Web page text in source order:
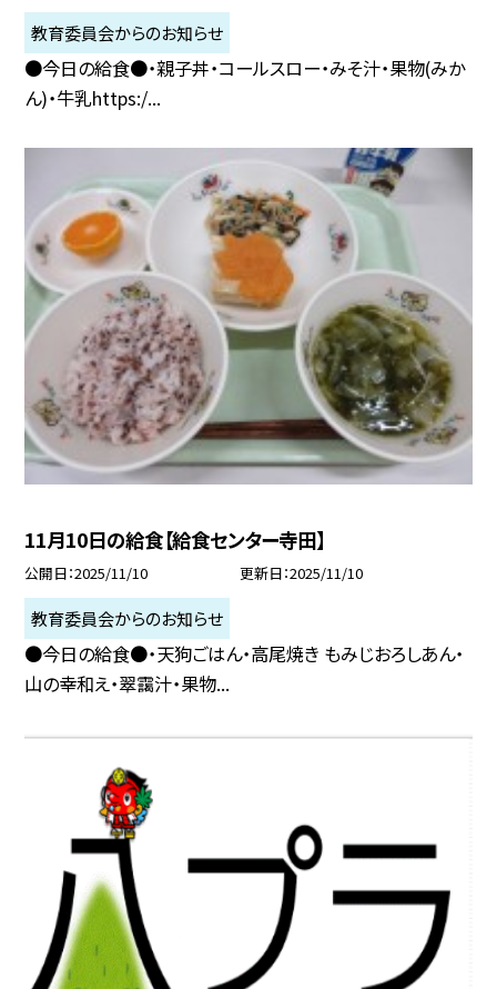
教育委員会からのお知らせ
●今日の給食●・親子丼・コールスロー・みそ汁・果物(みか
ん)・牛乳https:/...
11月10日の給食【給食センター寺田】
公開日 2025/11/10 更新日 2025/11/10
教育委員会からのお知らせ
●今日の給食●・天狗ごはん・高尾焼き もみじおろしあん・
山の幸和え・翠靄汁・果物...